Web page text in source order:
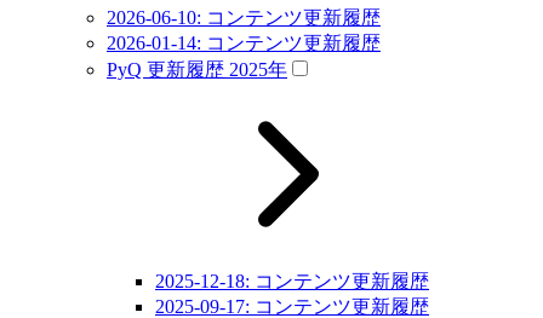
2026-06-10: コンテンツ更新履歴
2026-01-14: コンテンツ更新履歴
PyQ 更新履歴 2025年
2025-12-18: コンテンツ更新履歴
2025-09-17: コンテンツ更新履歴